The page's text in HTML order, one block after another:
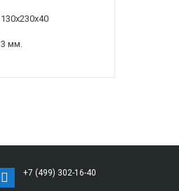
130x230x40
3 мм.
+7 (499) 302-16-40